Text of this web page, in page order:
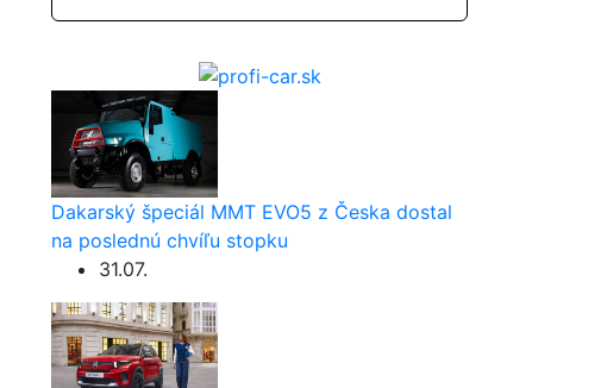
Dakarský špeciál MMT EVO5 z Česka dostal
na poslednú chvíľu stopku
31.07.